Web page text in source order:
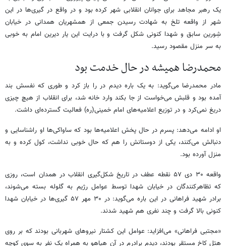
یک رهبر مجاهد برای جوانان انقلابی شهر کرده بود و در واقع در گیری‌ها در این
شهر از واقعه تلخ به شهادت رسیدن جمعی از همشهریان همدانی در خیابان
شِورین سابق و شهدا کنونی شکل گرفت و با درایت این یار دیرین امام به خوبی
به سر منزل مقصود رسید.
محمدرضا همیشه در حال خدمت بود
مادر محمدرضا می‌گوید: به یک باره دیدم در را باز کرد و طوری که نفسش بند
آمده بود و قلبش می‌خواست از جا بکند وارد خانه شد، برای انقلاب از هیچ چیزی
دریغ نمی‌کرد و در توزیع اعلامیه‌های امام خمینی(ره) فعالیت گسترده‌ای داشت.
او ادامه می‌دهد: پسرم در حال پخش اعلامیه‌ها بود که ساواکی‌ها او راشناسایی و
دنبالش می‌کنند، یکی از دوستانش را هم که حال خوبی نداشت، کول کرده و به
منزل آورده بود.
واقعه ۳۰ دی ۵۷ نقطه عطف در تاریخ شکل‌گیری انقلاب در همدان است، روزی
که تظاهرکنندگان در خیابان شهدا توسط عوامل رژیم به گلوله بسته می‌شوند،
برادر شهید فراهانی در این باره می‌گوید: در ۳۰ مهر ۵۷ گیری‌ها در خیابان شهدا
کنونی بالا گرفت و چند نفری هم شهید شدند.
«مجتبی فراهانی» می‌افزاید: عوامل این کشتار نیروهای شهربانی بودند که بر روی
هتل کاخ مستقر بودند، دیدم برادرم در آن هیاهو به همراه یک نفر به سوی کوچه